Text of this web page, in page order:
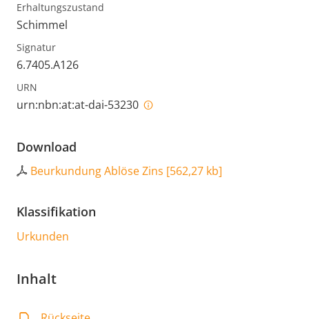
Erhaltungszustand
Schimmel
Signatur
6.7405.A126
URN
urn:nbn:at:at-dai-53230
Download
Beurkundung Ablöse Zins [562,27 kb]
Klassifikation
Urkunden
Inhalt